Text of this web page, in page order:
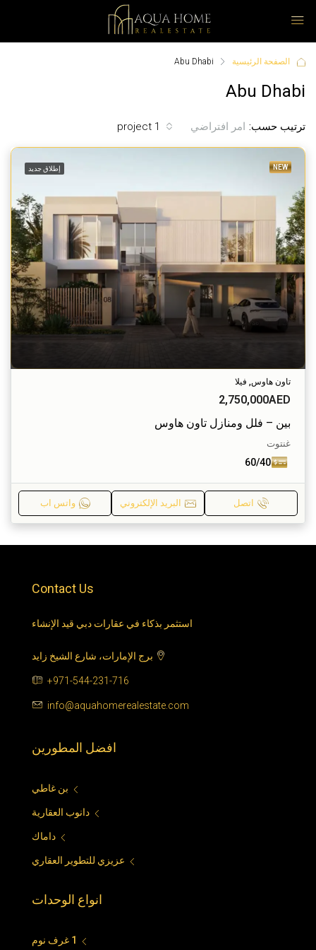
الصفحة الرئيسية Abu Dhabi
Abu Dhabi
1 project ترتيب حسب: امر افتراضي
NEW إطلاق جديد
تاون هاوس, فيلا
2,750,000AED
بين – فلل ومنازل تاون هاوس
غنتوت
60/40
اتصل البريد الإلكتروني واتس اب
Contact Us
استثمر بذكاء في عقارات دبي قيد الإنشاء
برج الإمارات، شارع الشيخ زايد
+971-544-231-716
info@aquahomerealestate.com
افضل المطورين
بن غاطي
دانوب العقارية
داماك
عزيزي للتطوير العقاري
انواع الوحدات
1 غرف نوم